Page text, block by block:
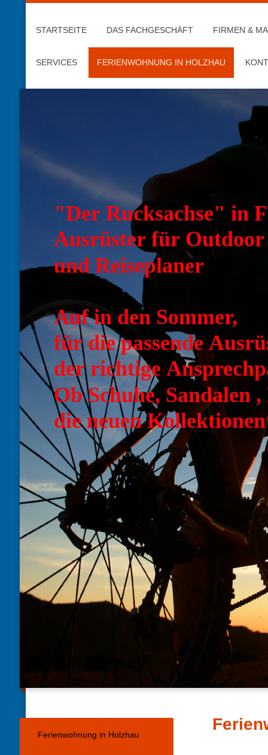
STARTSEITE DAS FACHGESCHÄFT FIRMEN &
SERVICES FERIENWOHNUNG IN HOLZHAU
"Der Rucksachse" in
Ausrüster für
und Reiseplaner
Auf in den Sommer,
für die passende
der richtige
Ob Schuhe, Sandalen
die neuen
Ferienwohnung in Holzhau